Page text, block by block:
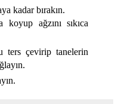
kadar bırakın.
koyup ağzını sıkıca
ters çevirip tanelerin